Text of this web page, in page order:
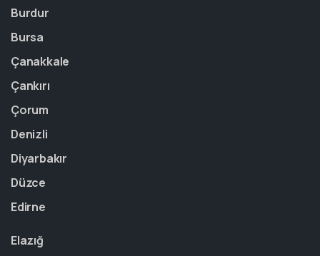
Burdur
Bursa
Çanakkale
Çankırı
Çorum
Denizli
Diyarbakır
Düzce
Edirne
Elazığ